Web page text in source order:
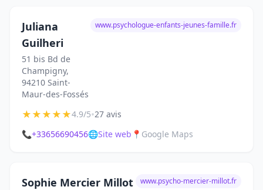
Juliana
Guilheri
51 bis Bd de
Champigny,
94210 Saint-
Maur-des-Fossés
www.psychologue-enfants-jeunes-famille.fr
★★★★★4.9/5•27 avis
📞+33656690456🌐Site web 📍 Google Maps
Sophie Mercier Millot
www.psycho-mercier-millot.fr